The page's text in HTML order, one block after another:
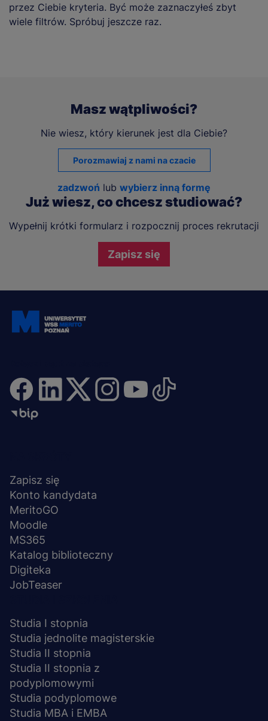
przez Ciebie kryteria. Być może zaznaczyłeś zbyt
wiele filtrów. Spróbuj jeszcze raz.
Masz wątpliwości?
Nie wiesz, który kierunek jest dla Ciebie?
Porozmawiaj z nami na czacie
zadzwoń lub wybierz inną formę
Już wiesz, co chcesz studiować?
Wypełnij krótki formularz i rozpocznij proces rekrutacji
Zapisz się
stopka
Zapisz się
Konto kandydata
MeritoGO
Moodle
MS365
Katalog biblioteczny
Digiteka
JobTeaser
Studia I stopnia
Studia jednolite magisterskie
Studia II stopnia
Studia II stopnia z
podyplomowymi
Studia podyplomowe
Studia MBA i EMBA